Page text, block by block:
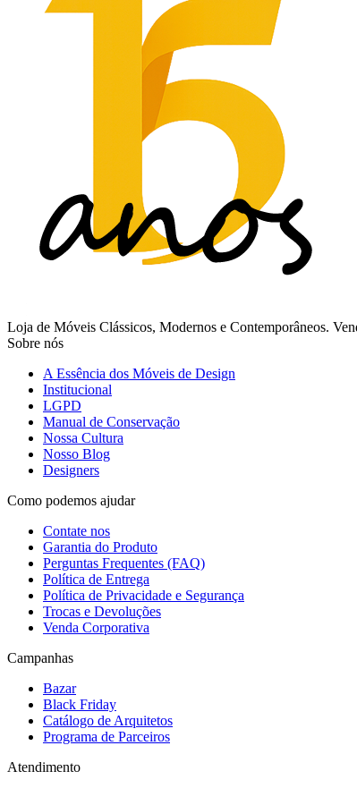
Loja de Móveis Clássicos, Modernos e Contemporâneos.
Sobre nós
A Essência dos Móveis de Design
Institucional
LGPD
Manual de Conservação
Nossa Cultura
Nosso Blog
Designers
Como podemos ajudar
Contate nos
Garantia do Produto
Perguntas Frequentes (FAQ)
Política de Entrega
Política de Privacidade e Segurança
Trocas e Devoluções
Venda Corporativa
Campanhas
Bazar
Black Friday
Catálogo de Arquitetos
Programa de Parceiros
Atendimento